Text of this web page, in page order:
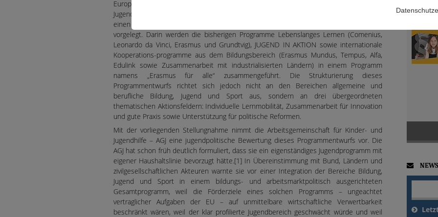
Europäische Parlament aktuell über ein Programmpaket, das ab 2014 unter anderem im
Jugendbereich seine Wirkung entfalten soll. Die Kommission hat am 23. November 2011
einen Vorschlag für die Bereiche allgemeine und berufliche Bildung, Jugend und Sport
vorgelegt. Darin werden die bisherigen Programme Lebenslanges Lernen (Comenius,
Leonardo da Vinci, Erasmus und Grundtvig), JUGEND IN AKTION sowie internationale
Kooperations-programme aus dem Bildungsbereich (Erasmus Mundus, Tempus, Alfa,
Edulink sowie Zusammenarbeit mit industrialisierten Ländern) in einem Programm
namens „Erasmus für alle“ zusammengeführt. Die Strukturierung dieses
Programmentwurfs richtet sich jedoch nicht an den Bereichen allgemeine und
berufliche Bildung, Jugend und Sport aus, sondern an drei übergeordneten
thematischen Aktionsfeldern: Individuelle Lernmobilität, Zusammenarbeit für Innovation
und gute Praxis sowie Unterstützung für politische Reformen.
Mit der vorliegenden Stellungnahme nimmt die Arbeitsgemeinschaft für Kinder- und
Jugendhilfe – AGJ eine jugendpolitische Bewertung dieses Programmentwurfs vor. Die
AGJ hat schon früh deutlich formuliert, dass sie ein eigenständiges Jugendprogramm mit
eigener Haushaltslinie bevorzugt hätte.[1] In Übereinstimmung mit Bund, Ländern und
zivilgesellschaftlichen Akteuren warnte sie vor einer Integration der Bereiche Bildung,
Jugend und Sport in einem bildungs- und arbeitsmarktpolitisch ausgerichteten
Gesamtprogramm, weil die Förderziele eines solchen Programms – ungeachtet
vertraglicher Aufgaben der EU – auf unmittelbare wirtschaftliche Verwertbarkeit
beschränkt wären, weil der klar profilierte Jugendbereich geschwächt würde und weil